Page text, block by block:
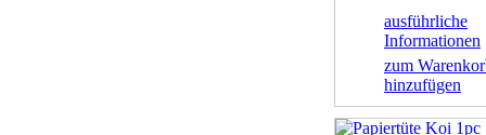
ausführliche
Informationen
zum
hinzufügen